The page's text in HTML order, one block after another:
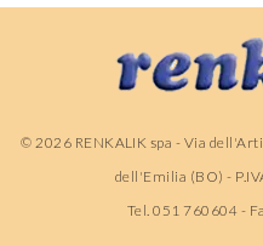
© 2026 RENKALIK spa - Via
dell'Emilia (BO) -
Tel. 051 760604 -